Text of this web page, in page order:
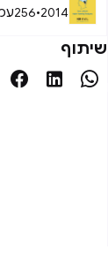
2014
•
256
שיתוף


